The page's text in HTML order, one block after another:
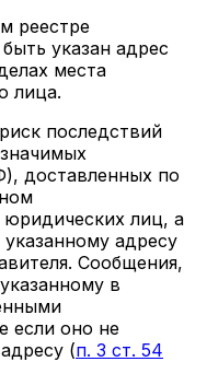
реестре
указан адрес
места
лица.
последствий
доставленных по
юридических лиц, а
адресу
Сообщения,
в
если оно не
(п. 3 ст. 54